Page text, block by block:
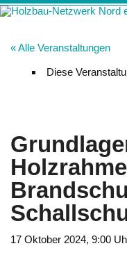
Zum
Inhalt
Förderung von Bildung im
« Alle Veranstaltungen
Diese
17 Oktober 2024, 9:00